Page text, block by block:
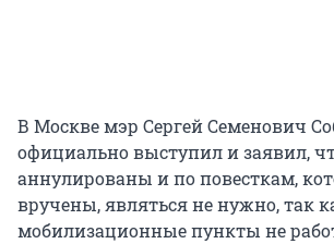
В Москве мэр Сергей Семенович
официально выступил и заявил,
аннулированы и по повесткам,
вручены, являться не нужно, так
мобилизационные пункты не